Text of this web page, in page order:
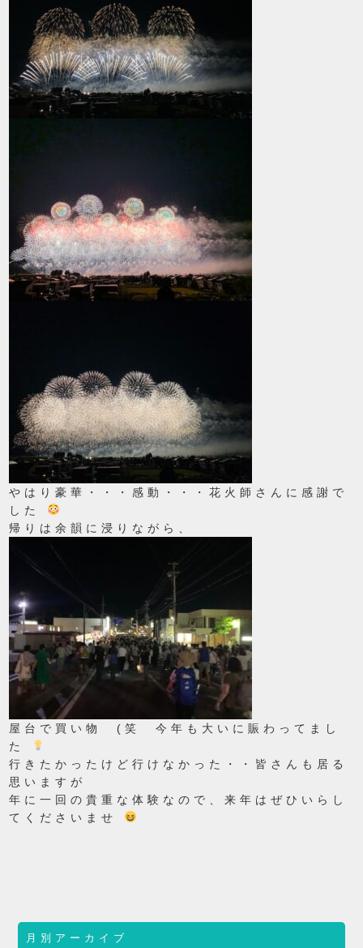
やはり豪華・・・感動・・・花火師さんに感謝で
した
帰りは余韻に浸りながら、
屋台で買い物 (笑 今年も大いに賑わってまし
た
行きたかったけど行けなかった・・皆さんも居る
思いますが
年に一回の貴重な体験なので、来年はぜひいらし
てくださいませ
月別アーカイブ